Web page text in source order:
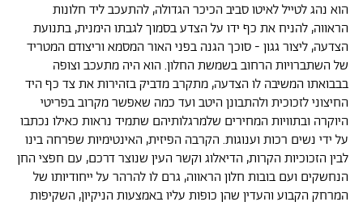
הוא נהג לטייל לאיטו סביב הכיכר הגדולה, להתעכב ליד חלונות
הראווה, להניח את כף ידו על הצדע בסמוך לגבתו הימנית, בתנועת
הצדעה, ליצור גגון - סוכך הגנה בפני האור המסמא וריצודם המטריד
של השתברויות הרחוב בשמשת החלון. הוא היה מתעכב וצופה
בבבואתו המשיבה לו הצדעה, מתקרב מדביק בזהירות את צד כף היד
החיצוני לזכוכית ולהתבונן היטב ועד כמה שאפשר מקרוב בפריטי
היוקרה ובתוויות המחירים שלמרגלותיהם שתמיד נראות כאילו נכתבו
על ידי נשים רכות וענוגות. הקרבה הפיזית, האינטימיות שפרחה בינו
לבין הזכוכיות הקרות, הדיאלוג וקשר העין שנוצר דרכם, עם חפצי החן
הנחשקים ועם בובות חלון הראווה, גרם לו להרהר על ייחודיותו של
המרחק הקבוע והעדין שהן כופות עליו באמצעות הניקיון, השקיפות